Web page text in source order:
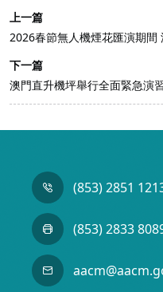
上一篇
2026春節無人機煙花匯演期間
下一篇
澳門直升機坪舉行全面緊急演
(853) 2851
(853) 2833